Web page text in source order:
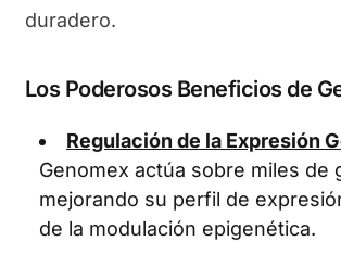
duradero.
Los Poderosos Beneficios de
Regulación de la Expresión
Genomex actúa sobre miles de
mejorando su perfil de
de la modulación epigenética.